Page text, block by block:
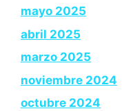
mayo 2025
abril 2025
marzo 2025
noviembre 2024
octubre 2024